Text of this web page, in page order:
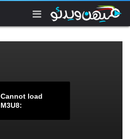
Cannot load
M3U8: